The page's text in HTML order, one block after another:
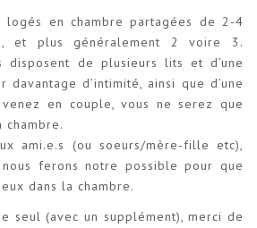
logés en chambre partagées de 2-4
et plus généralement 2 voire 3.
disposent de plusieurs lits et d’une
davantage d’intimité, ainsi que d’une
en couple, vous ne serez que
chambre.
ami.e.s (ou soeurs/mère-fille etc),
ferons notre possible pour que
dans la chambre.
seul (avec un supplément), merci de